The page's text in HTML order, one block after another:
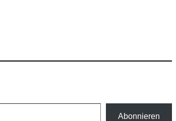
Abonnieren